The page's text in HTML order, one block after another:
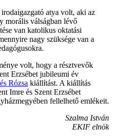
atya volt, aki az
morális válságban lévő
van katolikus oktatási
nagy szüksége van a
volt, hogy a résztvevők
Erzsébet jubileumi év
Rózsa kiállítást. A kiállítás
Imre és Szent Erzsébet
fellelhető emlékeit.
Szalma István
EKIF elnök